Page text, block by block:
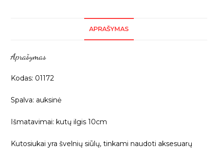
APRAŠYMAS
Aprašymas
Kodas: 01172
Spalva: auksinė
Išmatavimai: kutų ilgis 10cm
Kutosiukai yra švelnių siūlų, tinkami naudoti aksesuarų